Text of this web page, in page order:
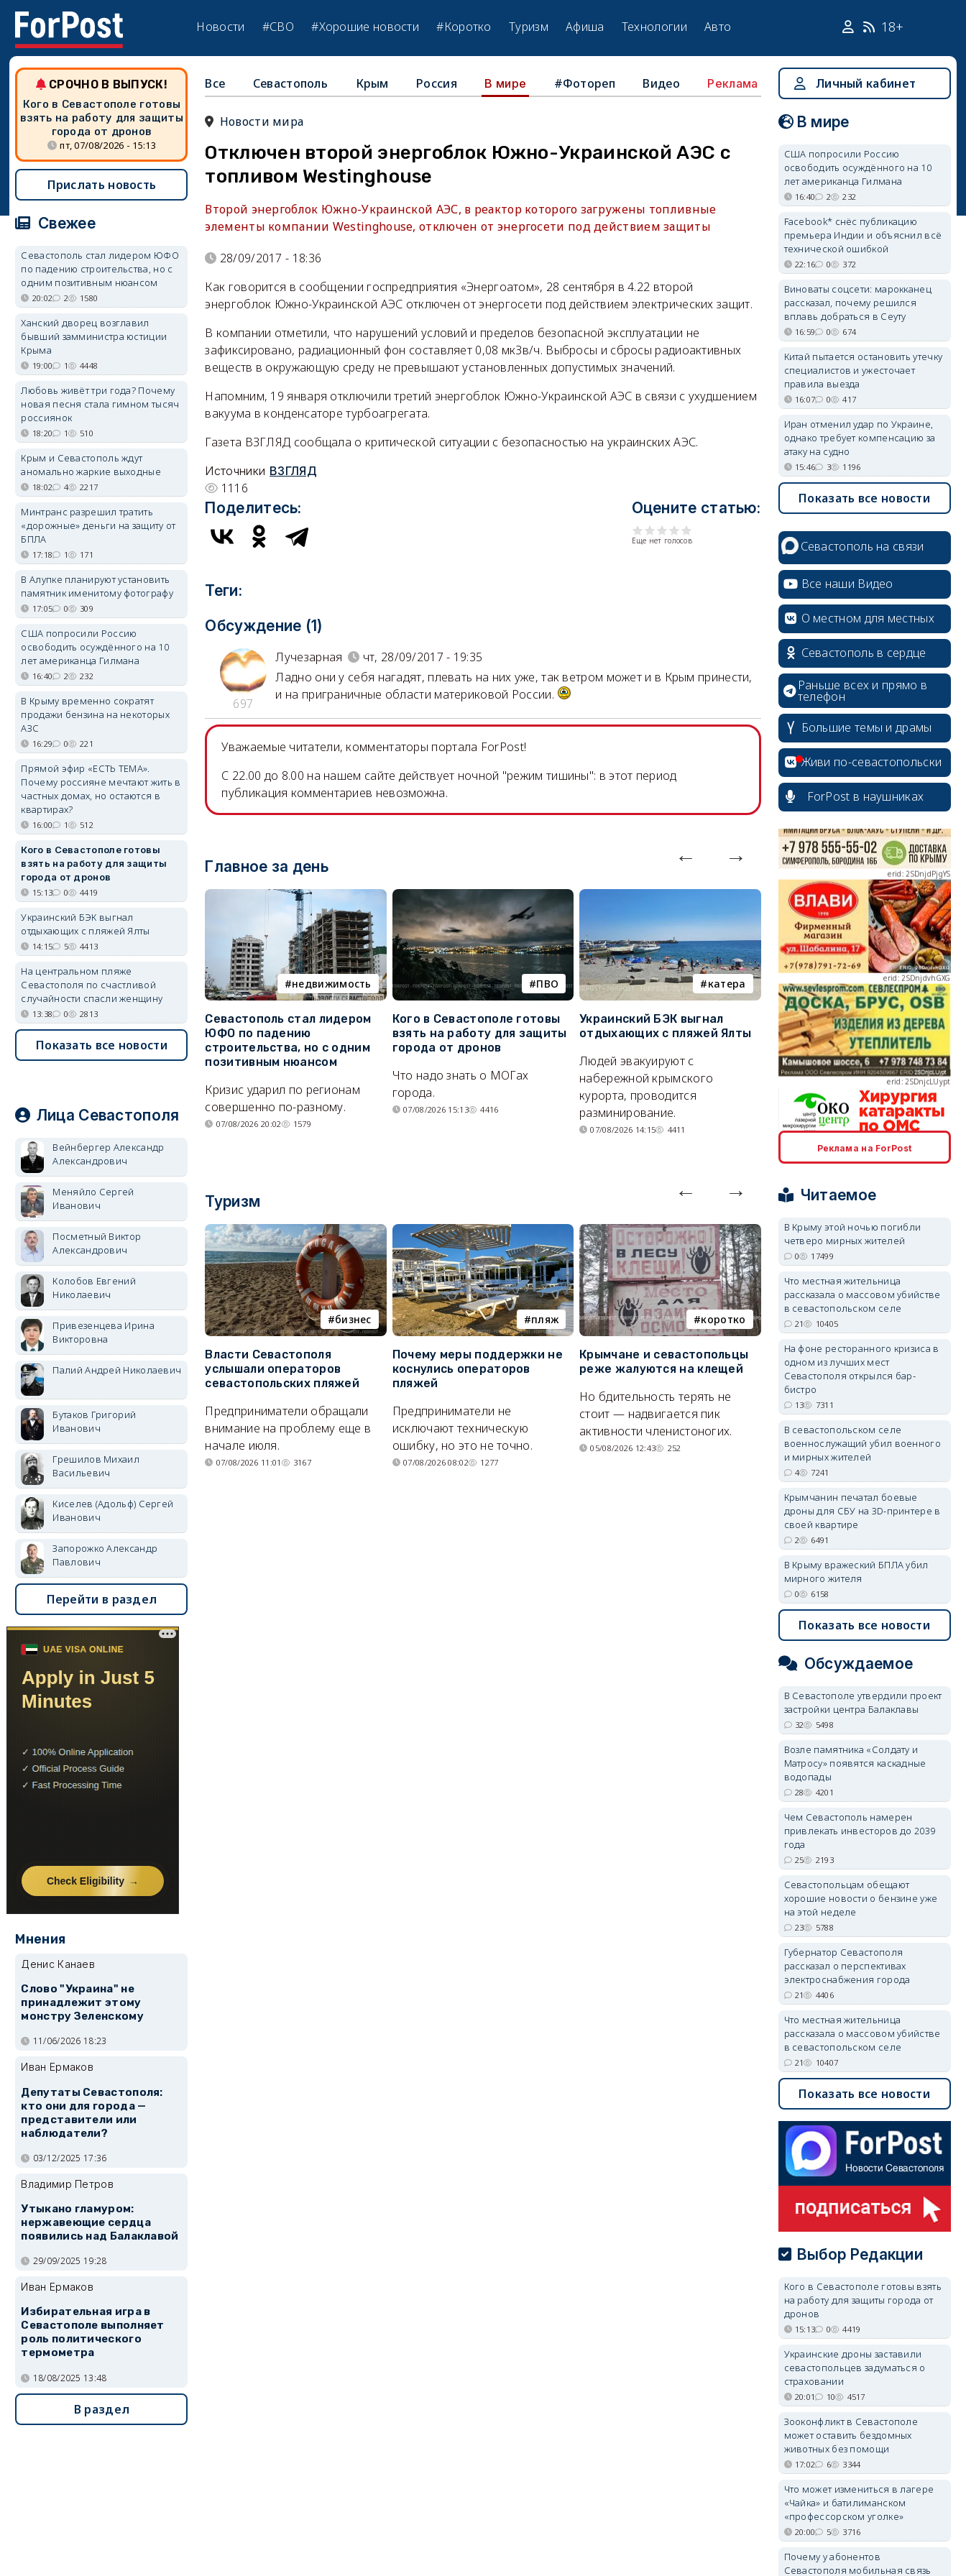
Новости #СВО #Хорошие новости #Коротко Туризм Афиша Технологии Авто 18+
Все Севастополь Крым Россия В мире #Фотореп Видео Реклама
Новости мира
Отключен второй энергоблок Южно-Украинской АЭС с
топливом Westinghouse
Второй энергоблок Южно-Украинской АЭС, в реактор которого загружены топливные
элементы компании Westinghouse, отключен от энергосети под действием защиты
28/09/2017 - 18:36
Как говорится в сообщении госпредприятия «Энергоатом», 28 сентября в 4.22 второй
энергоблок Южно-Украинской АЭС отключен от энергосети под действием электрических защит.
В компании отметили, что нарушений условий и пределов безопасной эксплуатации не
зафиксировано, радиационный фон составляет 0,08 мкЗв/ч. Выбросы и сбросы радиоактивных
веществ в окружающую среду не превышают установленных допустимых значений.
Напомним, 19 января отключили третий энергоблок Южно-Украинской АЭС в связи с ухудшением
вакуума в конденсаторе турбоагрегата.
Газета ВЗГЛЯД сообщала о критической ситуации с безопасностью на украинских АЭС.
Источники ВЗГЛЯД
1116
Поделитесь: Оцените статью:
Еще нет голосов
Теги:
Обсуждение (1)
697
Лучезарная
чт, 28/09/2017 - 19:35
Ладно они у себя нагадят, плевать на них уже, так ветром может и в Крым принести,
и на приграничные области материковой России.
Уважаемые читатели, комментаторы портала ForPost!
C 22.00 до 8.00 на нашем сайте действует ночной "режим тишины": в этот период
публикация комментариев невозможна.
Главное за день
недвижимость
Севастополь стал лидером
ЮФО по падению
строительства, но с одним
позитивным нюансом
Кризис ударил по регионам
совершенно по-разному.
07/08/2026 20:02 1579
ПВО
Кого в Севастополе готовы
взять на работу для защиты
города от дронов
Что надо знать о МОГах
города.
07/08/2026 15:13 4416
катера
Украинский БЭК выгнал
отдыхающих с пляжей Ялты
Людей эвакуируют с
набережной крымского
курорта, проводится
разминирование.
07/08/2026 14:15 4411
электроснабжение
Губернатор Севастополя
рассказал о перспективах
электроснабжения города
Энергетики, подчеркнул он,
делают практически
невозможное.
07/08/2026 10:13 4401
Туризм
бизнес
Власти Севастополя
услышали операторов
севастопольских пляжей
Предприниматели обращали
внимание на проблему еще в
начале июля.
07/08/2026 11:01 3167
пляж
Почему меры поддержки не
коснулись операторов
пляжей
Предприниматели не
исключают техническую
ошибку, но это не точно.
07/08/2026 08:02 1277
коротко
Крымчане и севастопольцы
реже жалуются на клещей
Но бдительность терять не
стоит — надвигается пик
активности членистоногих.
05/08/2026 12:43 252
В Севастополе утвердили
проект застройки центра
Балаклавы
Там появится туристический
квартал с отелями и
парковками.
05/08/2026 08:01 5498
СРОЧНО В ВЫПУСК!
Кого в Севастополе готовы
взять на работу для защиты
города от дронов
пт, 07/08/2026 - 15:13
Прислать новость
Свежее
Севастополь стал лидером ЮФО
по падению строительства, но с
одним позитивным нюансом
20:02 2 1580
Ханский дворец возглавил
бывший замминистра юстиции
Крыма
19:00 1 4448
Любовь живёт три года? Почему
новая песня стала гимном тысяч
россиянок
18:20 1 510
Крым и Севастополь ждут
аномально жаркие выходные
18:02 4 2217
Минтранс разрешил тратить
«дорожные» деньги на защиту от
БПЛА
17:18 1 171
В Алупке планируют установить
памятник именитому фотографу
17:05 0 309
США попросили Россию
освободить осуждённого на 10
лет американца Гилмана
16:40 2 232
В Крыму временно сократят
продажи бензина на некоторых
АЗС
16:29 0 221
Прямой эфир «ЕСТЬ ТЕМА».
Почему россияне мечтают жить в
частных домах, но остаются в
квартирах?
16:00 1 512
Кого в Севастополе готовы
взять на работу для защиты
города от дронов
15:13 0 4419
Украинский БЭК выгнал
отдыхающих с пляжей Ялты
14:15 5 4413
На центральном пляже
Севастополя по счастливой
случайности спасли женщину
13:38 0 2813
Показать все новости
Лица Севастополя
Вейнбергер Александр
Александрович
Меняйло Сергей
Иванович
Посметный Виктор
Александрович
Колобов Евгений
Николаевич
Привезенцева Ирина
Викторовна
Палий Андрей Николаевич
Бутаков Григорий
Иванович
Грешилов Михаил
Васильевич
Киселев (Адольф) Сергей
Иванович
Запорожко Александр
Павлович
Перейти в раздел
Мнения
Денис Канаев
Слово "Украина" не
принадлежит этому
монстру Зеленскому
11/06/2026 18:23
Иван Ермаков
Депутаты Севастополя:
кто они для города —
представители или
наблюдатели?
03/12/2025 17:36
Владимир Петров
Утыкано гламуром:
нержавеющие сердца
появились над Балаклавой
29/09/2025 19:28
Иван Ермаков
Избирательная игра в
Севастополе выполняет
роль политического
термометра
18/08/2025 13:48
В раздел
Личный кабинет
В мире
США попросили Россию
освободить осуждённого на 10
лет американца Гилмана
16:40 2 232
Facebook* снёс публикацию
премьера Индии и объяснил всё
технической ошибкой
22:16 0 372
Виноваты соцсети: марокканец
рассказал, почему решился
вплавь добраться в Сеуту
16:59 0 674
Китай пытается остановить утечку
специалистов и ужесточает
правила выезда
16:07 0 417
Иран отменил удар по Украине,
однако требует компенсацию за
атаку на судно
15:46 3 1196
Показать все новости
Севастополь на связи
Все наши Видео
О местном для местных
Севастополь в сердце
Раньше всех и прямо в
телефон
Большие темы и драмы
Живи по-севастопольски
ForPost в наушниках
erid: 2SDnjcrDNw6
erid: 2SDnjdPjgYS
erid: 2SDnjdvhGXG
erid: 2SDnjcLUypt
erid: 2SDnjcrDNw6
erid: 2SDnjdvhGXG
Реклама на ForPost
Читаемое
В Крыму этой ночью погибли
четверо мирных жителей
0 17499
Что местная жительница
рассказала о массовом убийстве
в севастопольском селе
21 10405
На фоне ресторанного кризиса в
одном из лучших мест
Севастополя открылся бар-
бистро
13 7311
В севастопольском селе
военнослужащий убил военного
и мирных жителей
4 7241
Крымчанин печатал боевые
дроны для СБУ на 3D-принтере в
своей квартире
2 6491
В Крыму вражеский БПЛА убил
мирного жителя
0 6158
Показать все новости
Обсуждаемое
В Севастополе утвердили проект
застройки центра Балаклавы
32 5498
Возле памятника «Солдату и
Матросу» появятся каскадные
водопады
28 4201
Чем Севастополь намерен
привлекать инвесторов до 2039
года
25 2193
Севастопольцам обещают
хорошие новости о бензине уже
на этой неделе
23 5788
Губернатор Севастополя
рассказал о перспективах
электроснабжения города
21 4406
Что местная жительница
рассказала о массовом убийстве
в севастопольском селе
21 10407
Показать все новости
Выбор Редакции
Кого в Севастополе готовы взять
на работу для защиты города от
дронов
15:13 0 4419
Украинские дроны заставили
севастопольцев задуматься о
страховании
20:01 10 4517
Зооконфликт в Севастополе
может оставить бездомных
животных без помощи
17:02 6 3344
Что может измениться в лагере
«Чайка» и батилиманском
«профессорском уголке»
20:00 5 3716
Почему у абонентов
Севастополя мобильная связь